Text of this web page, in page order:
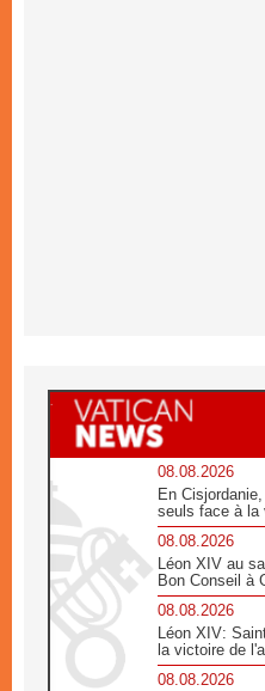
08.08.2026
En
seuls face à la
08.08.2026
Léon XIV au
Bon Conseil à
08.08.2026
Léon XIV:
la victoire de
08.08.2026